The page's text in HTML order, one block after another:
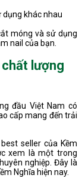
dụng khác nhau
móng và sử dụng
nail của bạn.
lượng
đầu Việt Nam có
cấp mang đến trải
seller của Kềm
xem là một trong
nghiệp. Đây là
Nghĩa hiện nay.